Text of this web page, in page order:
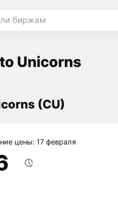
биржам
Unicorns
(CU)
цены: 17 февраля